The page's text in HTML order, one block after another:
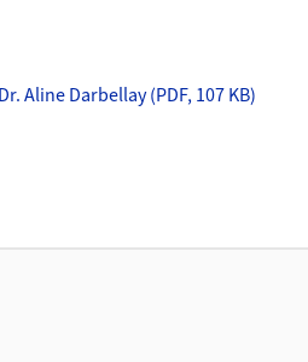
Aline Darbellay (PDF, 107 KB)